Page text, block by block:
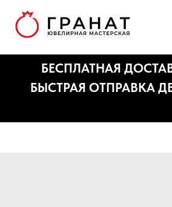
БЫСТРАЯ ОТПРАВКА ДЕНЬ-В-ДЕНЬ